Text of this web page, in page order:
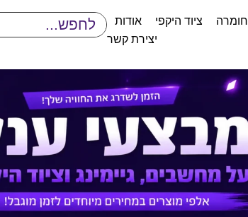
חומרה ציוד היקפי
אודות
יצירת קשר